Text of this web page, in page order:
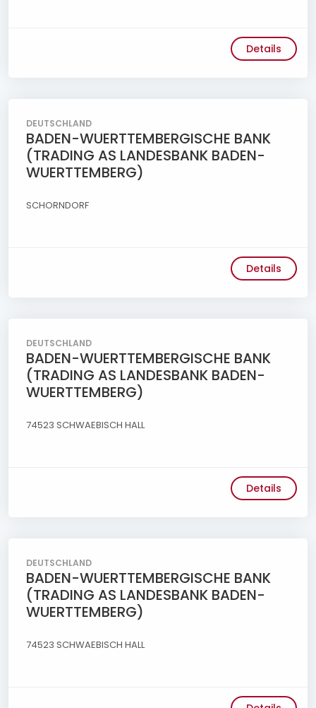
Details
DEUTSCHLAND
BADEN-WUERTTEMBERGISCHE BANK
(TRADING AS LANDESBANK BADEN-
WUERTTEMBERG)
SCHORNDORF
Details
DEUTSCHLAND
BADEN-WUERTTEMBERGISCHE BANK
(TRADING AS LANDESBANK BADEN-
WUERTTEMBERG)
74523 SCHWAEBISCH HALL
Details
DEUTSCHLAND
BADEN-WUERTTEMBERGISCHE BANK
(TRADING AS LANDESBANK BADEN-
WUERTTEMBERG)
74523 SCHWAEBISCH HALL